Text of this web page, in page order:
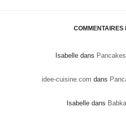
COMMENTAIRES
Isabelledans
idee-cuisine.com dans
Isabelledans